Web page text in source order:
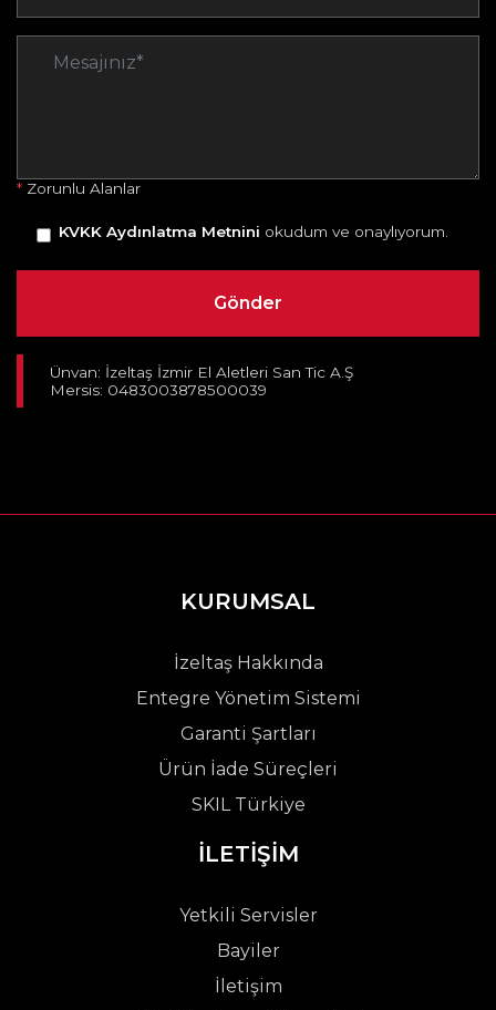
* Zorunlu Alanlar
KVKK Aydınlatma Metnini okudum ve onaylıyorum.
Ünvan: İzeltaş İzmir El Aletleri San Tic A.Ş
Mersis: 0483003878500039
KURUMSAL
İzeltaş Hakkında
Entegre Yönetim Sistemi
Garanti Şartları
Ürün İade Süreçleri
SKIL Türkiye
İLETİŞİM
Yetkili Servisler
Bayiler
İletişim